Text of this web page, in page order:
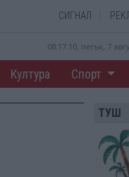
СИГНАЛ
08:17:11, петък, 7
Култура Спорт
ТУШ